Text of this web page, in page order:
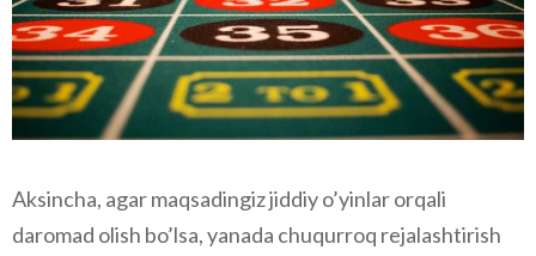
Aksincha, agar maqsadingiz jiddiy o’yinlar orqali
daromad olish bo’lsa, yanada chuqurroq rejalashtirish